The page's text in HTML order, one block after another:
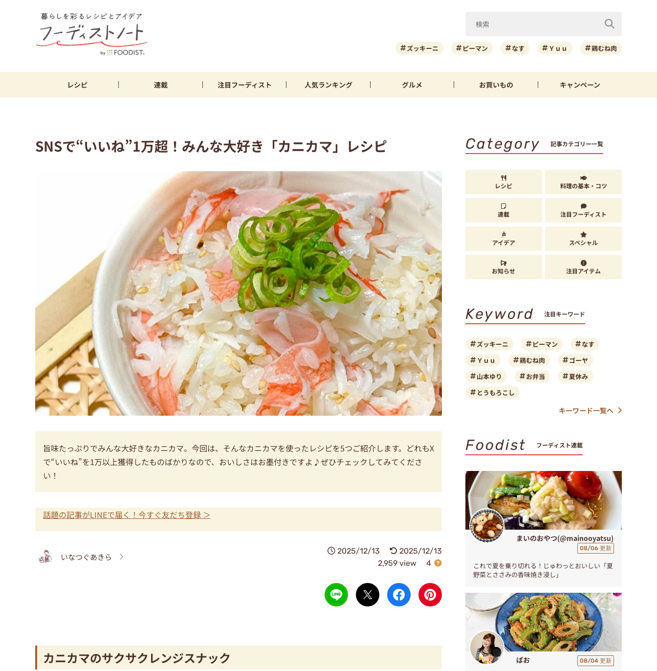
ズッキーニ ピーマン なす Ｙｕｕ 鶏むね肉
レシピ 連載 注目フーディスト 人気ランキング グルメ お買いもの キャンペーン
SNSで“いいね”1万超！みんな大好き「カニカマ」レシピ
旨味たっぷりでみんな大好きなカニカマ。今回は、そんなカニカマを使ったレシピを5つご紹介します。どれもX
で“いいね”を1万以上獲得したものばかりなので、おいしさはお墨付きですよ♪ぜひチェックしてみてくださ
い！
話題の記事がLINEで届く！今すぐ友だち登録 ＞
いなつぐあきら
2025/12/13
2025/12/13
2,959 view
4
カニカマのサクサクレンジスナック
Category 記事カテゴリー一覧
レシピ 料理の基本・コツ
連載 注目フーディスト
アイデア スペシャル
お知らせ 注目アイテム
Keyword 注目キーワード
ズッキーニ ピーマン
なす
Ｙｕｕ
鶏むね肉
ゴーヤ
山本ゆり
お弁当
夏休み
とうもろこし
キーワード一覧へ
Foodist フーディスト連載
まいのおやつ(@mainooyatsu)
08/06 更新
これで夏を乗り切れる！じゅわっとおいしい「夏
野菜とささみの香味焼き浸し」
ぱお 08/04 更新